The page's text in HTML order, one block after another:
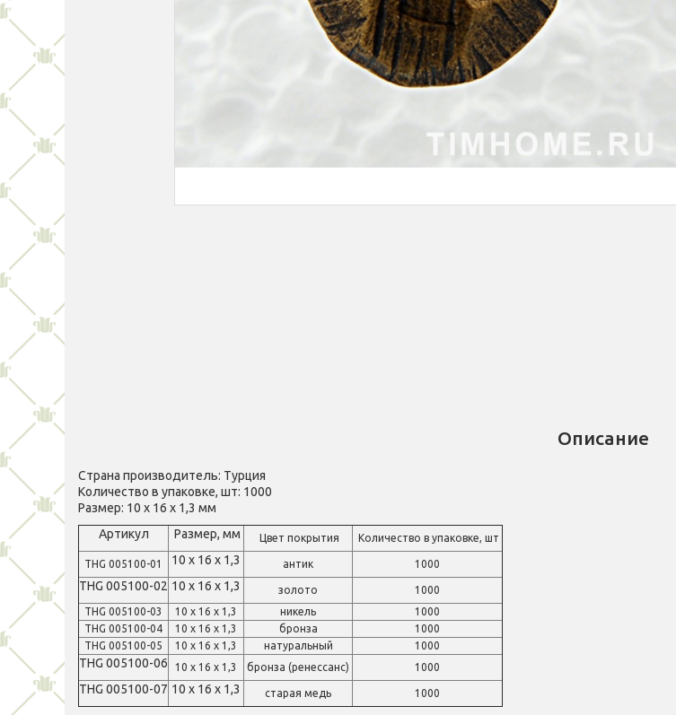
Описание
Страна производитель: Турция
Количество в упаковке, шт: 1000
Размер: 10 х 16 х 1,3 мм
Артикул
Размер, мм Цвет покрытия Количество в упаковке, шт
THG 005100-01 10 х 16 х 1,3 антик 1000
THG 005100-02 10 х 16 х 1,3 золото
1000
THG 005100-03
10 х 16 х 1,3 никель
1000
THG 005100-04
10 х 16 х 1,3 бронза
1000
THG 005100-05
10 х 16 х 1,3 натуральный 1000
THG 005100-06 10 х 16 х 1,3 бронза (ренессанс) 1000
THG 005100-07 10 х 16 х 1,3 старая медь 1000